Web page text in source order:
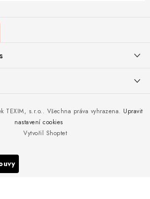
i v zimě
zahradního nábytku
Vytvořil Shoptet
TEXIM, s.r.o.. Všechna práva vyhrazena. Upravit
nastavení cookies